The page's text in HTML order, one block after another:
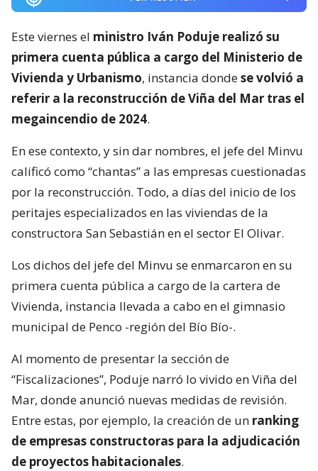
Este viernes el ministro Iván Poduje realizó su
primera cuenta pública a cargo del Ministerio de
Vivienda y Urbanismo, instancia dondese volvió a
referir a la reconstrucción de Viña del Mar tras el
megaincendio de 2024.
En ese contexto, y sin dar nombres, el jefe del Minvu
calificó como “chantas” a las empresas cuestionadas
por la reconstrucción. Todo, a días del inicio de los
peritajes especializados en las viviendas de la
constructora San Sebastián en el sector El Olivar.
Los dichos del jefe del Minvu se enmarcaron en su
primera cuenta pública a cargo de la cartera de
Vivienda, instancia llevada a cabo en el gimnasio
municipal de Penco -región del Bío Bío-.
Al momento de presentar la sección de
“Fiscalizaciones”, Poduje narró lo vivido en Viña del
Mar, donde anunció nuevas medidas de revisión.
Entre estas, por ejemplo, la creación de un ranking
de empresas constructoras para la adjudicación
de proyectos habitacionales.